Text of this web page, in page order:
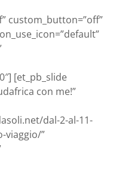
custom_button=”off”
[et_pb_slide
con me!”
dal-2-al-11-
viaggio/”